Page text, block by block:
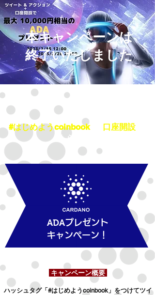
本キャンペーンは
終了いたしました
#はじめようcoinbook 口座開設で
もらえる!!
キャンペーン概要
ハッシュタグ「#はじめようcoinbook」をつけてツイ
ADAプレゼント
​キャンペーン！